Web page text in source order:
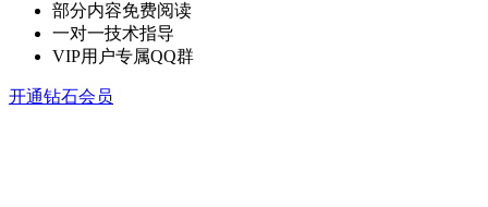
部分内容免费阅读
一对一技术指导
VIP用户专属QQ群
开通钻石会员